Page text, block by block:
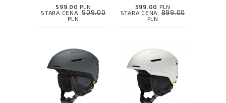
599.00 PLN
STARA CENA: 909.00
PLN
599.00 PLN
STARA CENA:899.00
PLN